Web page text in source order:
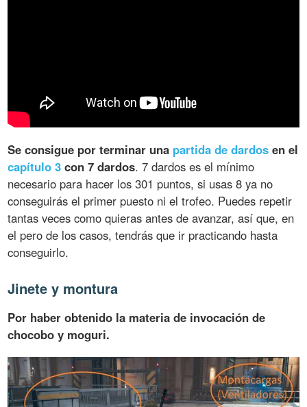
Se consigue por terminar una partida de dardos en el
capítulo 3 con 7 dardos. 7 dardos es el mínimo
necesario para hacer los 301 puntos, si usas 8 ya no
conseguirás el primer puesto ni el trofeo. Puedes repetir
tantas veces como quieras antes de avanzar, así que, en
el pero de los casos, tendrás que ir practicando hasta
conseguirlo.
Jinete y montura
Por haber obtenido la materia de invocación de
chocobo y moguri.